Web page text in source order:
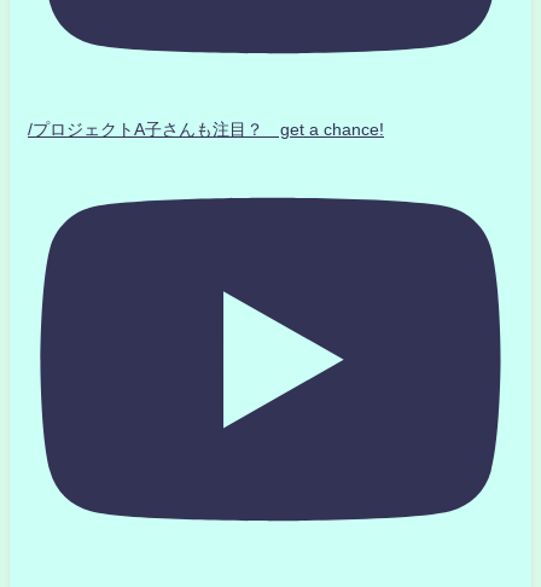
/プロジェクトA子さんも注目？ get a chance!